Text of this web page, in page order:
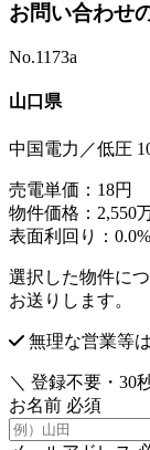
お問い合わせ
No.1173a
山口県
中国電力／低圧
売電単価： 18円
物件価格： 2,550
表面利回り： 0.0%
選択した物件に
お送りします。
無理な営業等
＼ 登録不要・30
お名前 必須